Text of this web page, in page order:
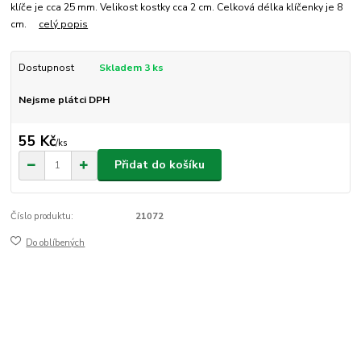
klíče je cca 25 mm. Velikost kostky cca 2 cm. Celková délka klíčenky je 8
cm. celý popis
Dostupnost Skladem 3 ks
Nejsme plátci DPH
55 Kč/ks
Přidat do košíku
Číslo produktu: 21072
Do oblíbených